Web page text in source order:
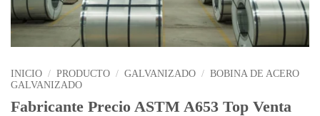
INICIO / PRODUCTO / GALVANIZADO / BOBINA DE ACERO
GALVANIZADO
Fabricante Precio ASTM A653 Top Venta